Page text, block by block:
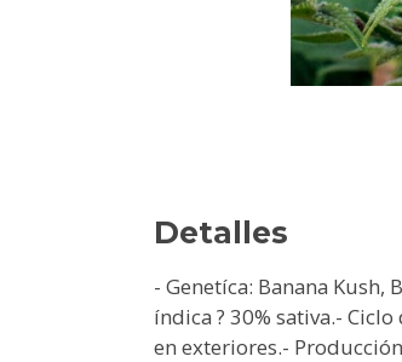
Detalles
- Genetíca: Banana Kush,
índica ? 30% sativa.-
en exteriores.-